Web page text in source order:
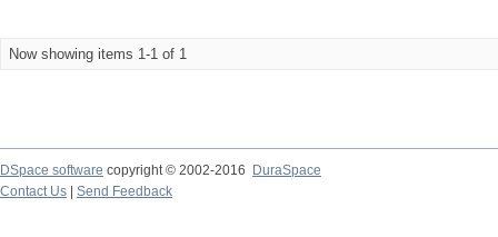
Now showing items 1-1 of 1
DSpace software copyright © 2002-2016
DuraSpace
Contact Us
Send Feedback